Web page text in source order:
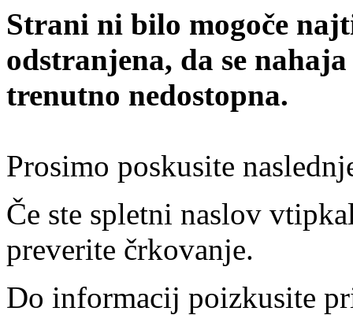
Strani ni bilo mogoče
odstranjena, da se
trenutno nedostopna.
Prosimo poskusite
Če ste spletni naslov
preverite črkovanje.
Do informacij poizkusite